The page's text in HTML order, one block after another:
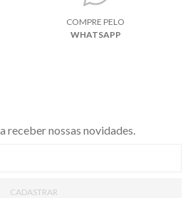
COMPRE PELO
WHATSAPP
receber nossas novidades.
CADASTRAR